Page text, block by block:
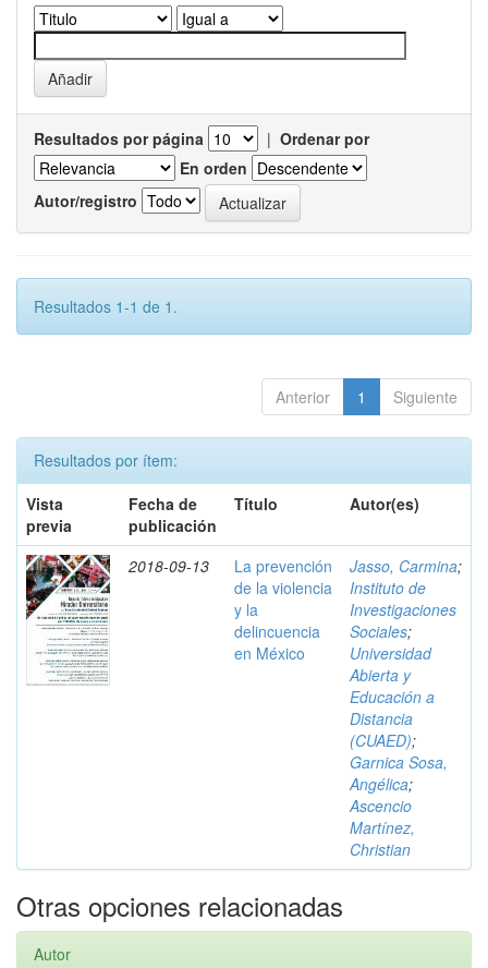
Resultados por página | Ordenar por
En orden
Autor/registro
Resultados 1-1 de 1.
Anterior 1 Siguiente
Resultados por ítem:
Vista
previa
Fecha de
publicación
Título Autor(es)
2018-09-13
La prevención
de la violencia
y la
delincuencia
en México
Jasso, Carmina;
Instituto de
Investigaciones
Sociales;
Universidad
Abierta y
Educación a
Distancia
(CUAED);
Garnica Sosa,
Angélica;
Ascencio
Martínez,
Christian
Otras opciones relacionadas
Autor